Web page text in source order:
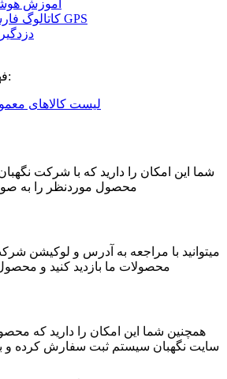
آموزش
کاتالوگ فارسی انواع ردیاب و GPS
فهرست صفحه‌ها در خانه:
لیست کالاهای
شما این امکان را دارید که با شرکت
محصول موردنظر را به
میتوانید با مراجعه به آدرس و لوکیشن
محصولات ما بازدید کنید و محصول
همچنین شما این امکان را دارید که
سایت نگهبان سیستم ثبت سفارش کرده و